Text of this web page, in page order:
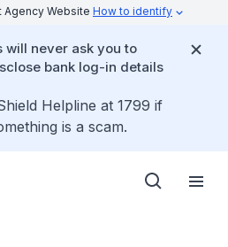
Agency Website How to identify
never ask you to
bank log-in details
Helpline at 1799 if
is a scam.